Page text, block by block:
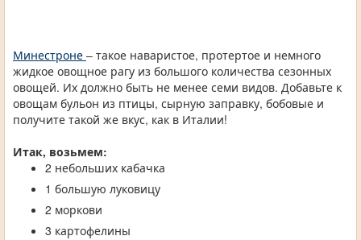
Минестроне – такое наваристое, протертое и немного
жидкое овощное рагу из большого количества сезонных
овощей. Их должно быть не менее семи видов. Добавьте к
овощам бульон из птицы, сырную заправку, бобовые и
получите такой же вкус, как в Италии!
Итак, возьмем:
2 небольших кабачка
1 большую луковицу
2 моркови
3 картофелины